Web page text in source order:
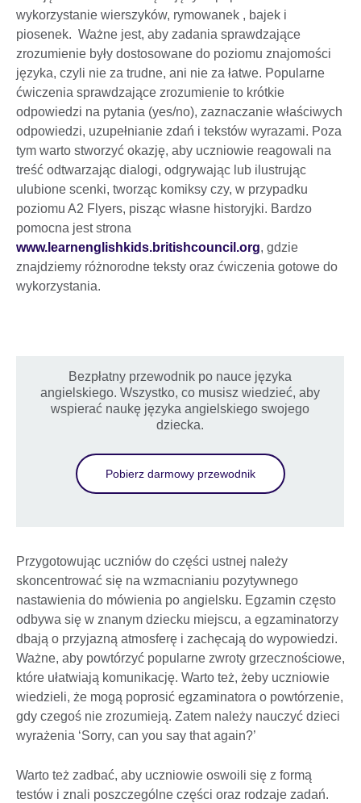
wykorzystanie wierszyków, rymowanek , bajek i
piosenek. Ważne jest, aby zadania sprawdzające
zrozumienie były dostosowane do poziomu znajomości
języka, czyli nie za trudne, ani nie za łatwe. Popularne
ćwiczenia sprawdzające zrozumienie to krótkie
odpowiedzi na pytania (yes/no), zaznaczanie właściwych
odpowiedzi, uzupełnianie zdań i tekstów wyrazami. Poza
tym warto stworzyć okazję, aby uczniowie reagowali na
treść odtwarzając dialogi, odgrywając lub ilustrując
ulubione scenki, tworząc komiksy czy, w przypadku
poziomu A2 Flyers, pisząc własne historyjki. Bardzo
pomocna jest strona
www.learnenglishkids.britishcouncil.org, gdzie
znajdziemy różnorodne teksty oraz ćwiczenia gotowe do
wykorzystania.
Bezpłatny przewodnik po nauce języka
angielskiego. Wszystko, co musisz wiedzieć, aby
wspierać naukę języka angielskiego swojego
dziecka.
Pobierz darmowy przewodnik
Przygotowując uczniów do części ustnej należy
skoncentrować się na wzmacnianiu pozytywnego
nastawienia do mówienia po angielsku. Egzamin często
odbywa się w znanym dziecku miejscu, a egzaminatorzy
dbają o przyjazną atmosferę i zachęcają do wypowiedzi.
Ważne, aby powtórzyć popularne zwroty grzecznościowe,
które ułatwiają komunikację. Warto też, żeby uczniowie
wiedzieli, że mogą poprosić egzaminatora o powtórzenie,
gdy czegoś nie zrozumieją. Zatem należy nauczyć dzieci
wyrażenia ‘Sorry, can you say that again?’
Warto też zadbać, aby uczniowie oswoili się z formą
testów i znali poszczególne części oraz rodzaje zadań.